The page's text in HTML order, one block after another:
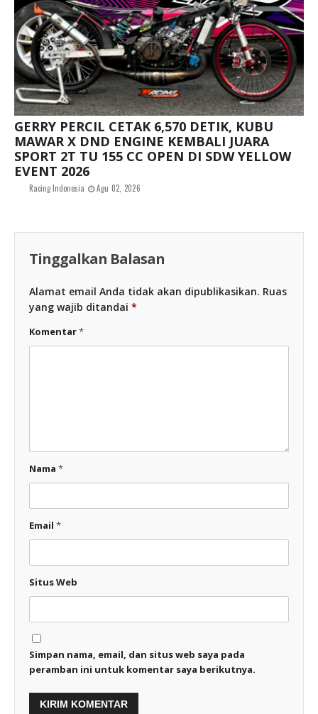
GERRY PERCIL CETAK 6,570 DETIK, KUBU
MAWAR X DND ENGINE KEMBALI JUARA
SPORT 2T TU 155 CC OPEN DI SDW YELLOW
EVENT 2026
Racing Indonesia Agu 02, 2026
Tinggalkan Balasan
Alamat email Anda tidak akan dipublikasikan. Ruas
yang wajib ditandai *
Komentar*
Nama *
Email *
Situs Web
Simpan nama, email, dan situs web saya pada
peramban ini untuk komentar saya berikutnya.